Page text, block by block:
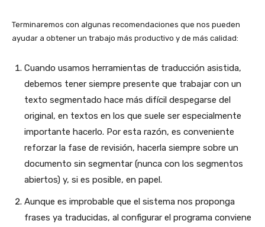
Terminaremos con algunas recomendaciones que nos pueden
ayudar a obtener un trabajo más productivo y de más calidad:
Cuando usamos herramientas de traducción asistida,
debemos tener siempre presente que trabajar con un
texto segmentado hace más difícil despegarse del
original, en textos en los que suele ser especialmente
importante hacerlo. Por esta razón, es conveniente
reforzar la fase de revisión, hacerla siempre sobre un
documento sin segmentar (nunca con los segmentos
abiertos) y, si es posible, en papel.
Aunque es improbable que el sistema nos proponga
frases ya traducidas, al configurar el programa conviene